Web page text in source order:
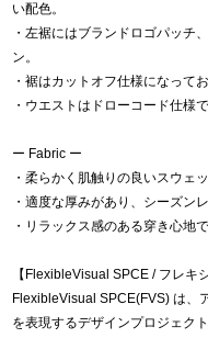
い配色。
・左裾にはブランドロゴパッチ
ン。
・裾はカットオフ仕様になって
・ウエストはドローコード仕様
ー Fabric ー
・柔らかく肌触りの良いスウェ
・適度な厚みがあり、シーズン
・リラックス感のある穿き心地
【FlexibleVisual SPCE / フレキ
FlexibleVisual SPCE(FVS) は、
を表現するデザインプロジェク